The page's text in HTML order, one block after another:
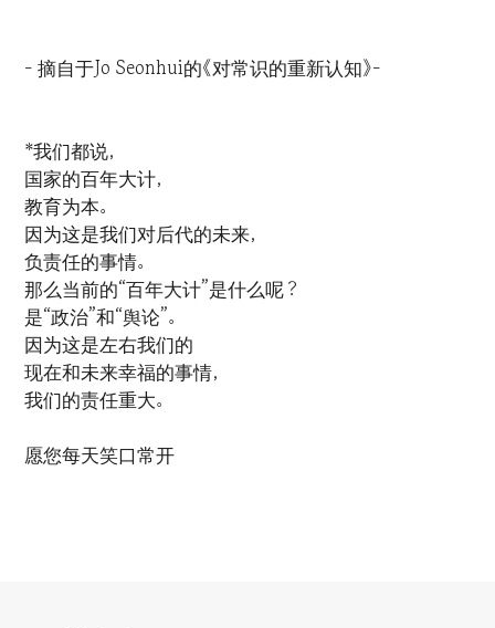
- 摘自于Jo Seonhui的《对常识的重新认知》-
*我们都说，
国家的百年大计，
教育为本。
因为这是我们对后代的未来，
负责任的事情。
那么当前的“百年大计”是什么呢？
是“政治”和“舆论”。
因为这是左右我们的
现在和未来幸福的事情，
我们的责任重大。
愿您每天笑口常开